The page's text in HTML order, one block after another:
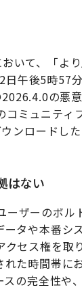
おいて、「よ
午後5時57
の悪
ミュニティ
ンロードし
はない
ザーのボル
タや本番シ
クセス権を取
た時間帯に
の完全性や